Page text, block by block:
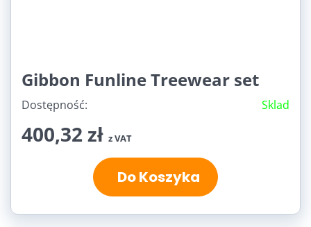
Gibbon Funline Treewear set
Dostępność: Sklad
400,32 zł z VAT
Do Koszyka